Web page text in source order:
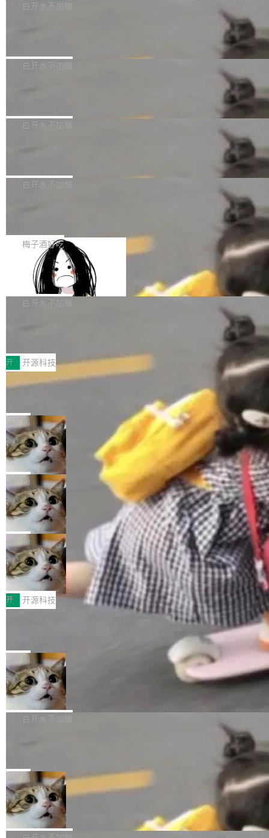
可以用来分析、提炼、审阅、建议，但不能用来
不得生成涉及安全性的关键变更，除非作者本身
有限公司披露IPO发行价格及战略配售结果，杭
36个月。 公告显示，本次宇树科技战略配售对
员工参与设立的专项资产管理计划。其中，Dee
获配9...
白开水不加糖
Bug fixes and enhancements 修复多次传递同
一个回归问题，该问题导致拉取镜像时会拒绝包
题，该问题可能导致在旧版 Linux 内核...
白开水不加糖
e 孵化器项目管理委员会（IPMC）投票中获得
P）！这一里程碑不仅标志着 Fluss 迈入新的发
白开水不加糖
长期停止内容更新，未能实现其作为“AI版维基百
提交的编辑请求也长期处于待处理状态。 Groki
pedia 于去年底上线，定位为由人工智能生成内
容的百科平台，被马斯克视为传统众包百科网站
维基百科的替代方案。Lawfare 调查发现，无论
热门页面还是低关注度页面，均未出现近期更
白开水不加糖
是这样的：配 MessageSource 的 Bean、写 R
eloadableResourceBundleMessageSource、
声明 LocaleResolver、注册 LocaleChangeInt
erceptor…五六步之后才能看到第一行翻译文
本。 Solon 换了个方式。整个 i18n 模块围绕三
梅子酒好吃
Apache Doris 4.1 全面增强 Iceberg：
支持 UPDATE、MERGE INTO 与 Iceb
erg V3
Apache Doris 4.1 要补齐的，正是缺失的那一
半。在已有查询能力的基础上，Doris 进一步支
常维护操作，并完整支持 Iceberg V3 格式。
白开水不加糖
村国家自主创新示范区会议中心开幕。本届大会
由中关村智联软件服务业质量创新联盟主办，以
“智构可信·质创未来——AI原生时代的质量新范
式”为主题，直面AI从实验室走向规模化产业落地
的核心质量命题。会上，《2026智能研发生产力
工具选型手册》发布，Testin云测的Testin XAge
nt智能测试系统入选AI测试领域代表产品。对CI
O而言，这提示了一个转变：AI测试正在从效率
工具升级为企业的质量基础设施。 CIO面对的新
现实 过去两年，CIO们的焦虑清单上多了两项：
一是如何让大模型和智能体应用安全地从PoC走
向生产，二是如何让测试团队跟得上AI应用...
开 开源科技
让非法状态不可表示：一篇关于 ADT
有一种东西，一旦用过就回不去了。Alex Fedos
eev 管它叫"软件设计的基石"。 他说的东西不新
鲜——代数数据类型（ADT），尤其是和类型
（sum type）。但他说清楚了一件事：这不是类
型系统的学术体操，是日常编码的思维方式。 文
章从一个简单的例子切入。一个网站的深色主题
设置，如果用布尔值 + 可空字段来表示——bool
ean 表示是否可切换，nullable 的默认模式、浅
色方案、深色方案——会产生大量无意义的组
合。方案缺了、配置冲突了、全 null 了。要知道
哪些组合有效，作者说，你得靠"文档、校验、或
者部落知识"。 换个写法。Rust 的 enum，两个
变体：Switchable...
局
Cloudflare 开源内部企业 AI 平台 Clou
dflare OS
Cloudflare 发布了一个开源项目 Cloudflare O
S。如果你只看官方博客，你会觉得这是又一
个"AI 知识库 + 聊天机器人"——每个大厂都在
做，没什么新鲜的。 但 Kenton Varda 在 Twitte
r 上把事情说清楚了： 今天我们发布了 Cloudfla
re OS，一个带连接器的聊天机器人，跟其他所
有科技公司做的一样。只不过，实际上它不一
样。这是 Sandstorm.io 的重制版，我十年前的
那个创业公司。不同的是，这次它构建在 Cloudf
lare Workers 上——我花了九年时间搭建的平台
——并且深度集成了 AI。这基本上是我十年秘密
局
Deno 团队开源 Celld，可自托管的分
布式 Durable Objects
Ryan Dahl 领导的 Deno 团队推出了最新开源项
目 Celld，一个能在自己机器上运行 Cloudflare
Workers 和 Durable Objects 的守护进程。 设
计思路很直接：每个对象是一个独立的 SQLite
数据库，按名称寻址，复制到你自己的 S3 兼容
存储库里。节点之间只通过这个存储库协调——
没有控制平面，没有共识协议。每个对象自带一
个小型数据库，应用天然按分片构建，单个数据
库的竞争和爆炸半径问题在设计层面就被消除
了。 闲置的 cell 会休眠到几乎不占资源。当 cel
l 迁移或唤醒时，新宿主从 S3 恢复 SQLite 数据
库继续执行。存储库是持久化的唯一真相...
局
鲁大师7月新机性能/流畅/AI榜：vivo夺
性能、流畅双第一，三星Galaxy Z系列
新折叠缺席
2026年7月的手机市场，由于存储等硬件成本暴
增，手机厂商的日子也不好过啊，新机速度明显
放缓，因此硝烟味淡了许多。新机参数规格除开
高价的三星折叠（三星Galaxy Z Fold8 Ultra / Z
Fold8 / Z Flip8）外，其余要么是中低端机器，
例如iQOO Z11i、REDMI Note 17、REDMI No
te 17 Pro、OPPO K15，要么是vivo X300 E这
样的次旗舰。 Galaxy Z Fold8 Ultra / Z Fold8 /
Z Flip8三款折叠屏新机均在7月22日发布，且全
部搭载骁龙8 Elite Gen5 for Galaxy，它们本该
开 开源科技
Zed 编辑器团队发布了新项目——DeltaDB，一
个在 git commit 之间记录每一次编辑操作的版
本控制系统。目前处于 Early Access 阶段。 De
ltaDB 的核心思路直接写在 landing page 最显
眼的位置：「Software is made between com
mits」——软件是在 commit 之间写出来的。git
是把这段空隙补上。 回退到任何一次编辑：Delt
aDB 捕获 commit 之间的每一次操作，...
局
SpaceXAI 单季资本开支达 183 亿美元
根据风险投资人Tomer Tunguz 博客（VC 分
析）披露的最新分析与第二季度业绩报告，Spac
微软同期总资本开支的四成。 与亚马逊、Alpha
bet、微软以及 Meta 等传统科技巨头相比，Spa
ceXAI的资金消耗速度尤为引人瞩目。然而，支
撑庞大支出的资金来源却呈现出截然不同的面
貌。数据显示，微软和 Meta 主要依托充沛的经
白开水不加糖
一个在终端里运行的编程 agent；Muse Spark
1.2，驱动这个 agent 的新模型。一句话概括：
你可以用 curl -fsSL https://dev.meta.ai/install.
sh | bash 安装一个能在大项目里自动规划、写
代码、验证结果的 AI 终端工具。 据介绍，Muse
局
美团开源 LoHoSearch，用知识图谱校
准 AI 能力认知
机器出题的前提，是让机器拥有全局视野。整个
构建流程可以分为四个环节：建图 → 控制难度